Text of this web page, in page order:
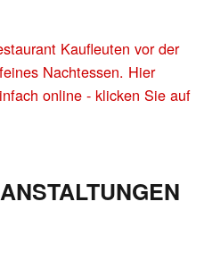
Kaufleuten vor der
Nachtessen. Hier
online - klicken Sie auf